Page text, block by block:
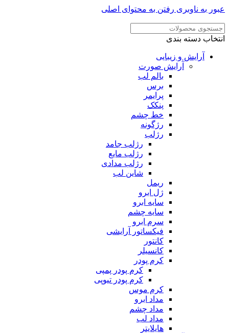
به ناوبریرفتن به محتوای اصلی
دسته بندی
آرایش و زیبایی
آرایش صورت
بالم لب
برس
پرایمر
پنکک
خط چشم
رژگونه
رژلب
رژلب جامد
رژلب مایع
رژلب مدادی
شاین لب
ریمل
ژل ابرو
سایه ابرو
سایه چشم
سرم ابرو
فیکساتور آرایشی
کانتور
کانسیلر
کرم پودر
کرم پودر پمپی
کرم پودر تیوپی
کرم موس
مداد ابرو
مداد چشم
مداد لب
هایلایتر